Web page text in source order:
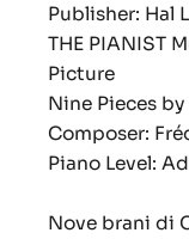
Publisher: Hal
THE PIANIST
Picture
Nine Pieces
Composer:
Piano Level:
Nove brani di